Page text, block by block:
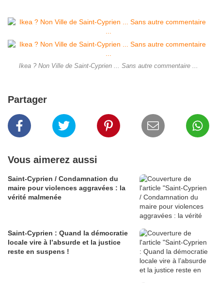
Ikea ? Non Ville de Saint-Cyprien ... Sans autre commentaire ...
Partager
Vous aimerez aussi
Saint-Cyprien / Condamnation du
maire pour violences aggravées : la
vérité malmenée
Saint-Cyprien : Quand la démocratie
locale vire à l’absurde et la justice
reste en suspens !